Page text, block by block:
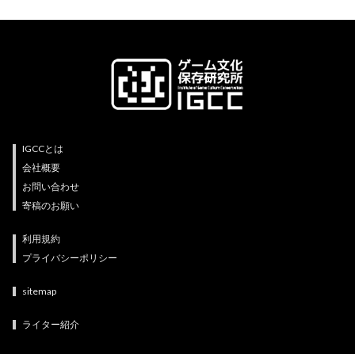
IGCCとは
会社概要
お問い合わせ
寄稿のお願い
利用規約
プライバシーポリシー
sitemap
ライター紹介